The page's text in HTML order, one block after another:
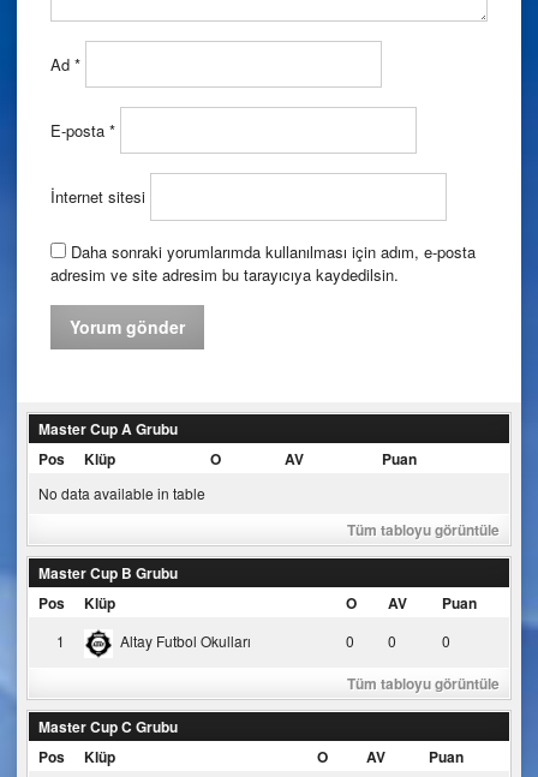
Ad *
E-posta *
İnternet sitesi
Daha sonraki yorumlarımda kullanılması için adım, e-posta
adresim ve site adresim bu tarayıcıya kaydedilsin.
Master Cup A Grubu
Pos
Klüp O AV Puan
No data available in table
Tüm tabloyu görüntüle
Master Cup B Grubu
Pos
Klüp O AV Puan
1 Altay Futbol Okulları 0 0 0
Tüm tabloyu görüntüle
Master Cup C Grubu
Pos
Klüp O AV Puan